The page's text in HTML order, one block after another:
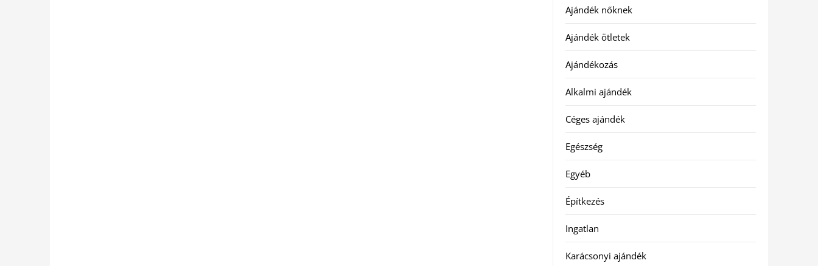
Ajándék nőknek
Ajándék ötletek
Ajándékozás
Alkalmi ajándék
Céges ajándék
Egészség
Egyéb
Építkezés
Ingatlan
Karácsonyi ajándék